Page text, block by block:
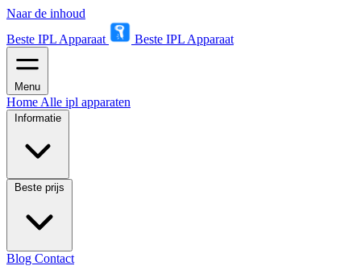
Naar de inhoud
Beste IPL Apparaat
Beste IPL Apparaat
Menu
Home Alle ipl apparaten
Informatie
Beste prijs
Blog Contact